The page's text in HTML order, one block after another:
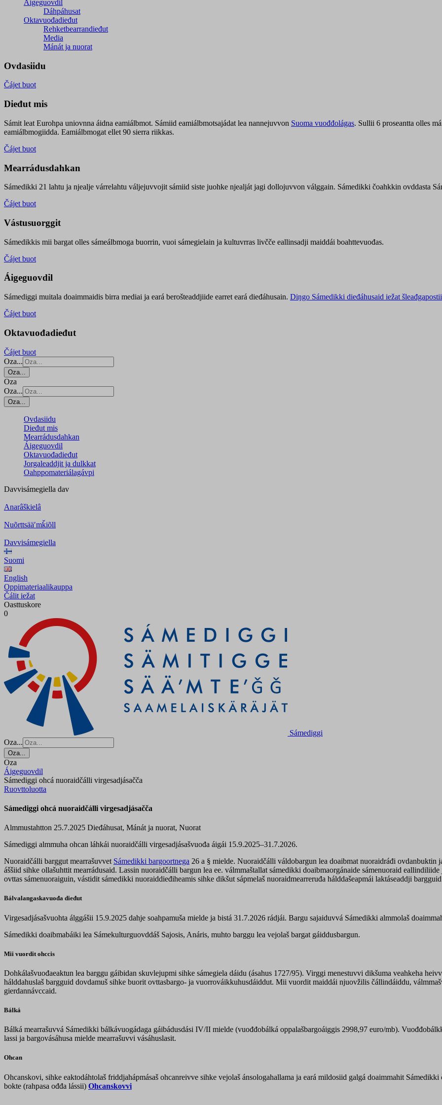
Áigeguovdil
Dáhpáhusat
Oktavuođadieđut
Rehketbearrandieđut
Media
Mánát ja nuorat
Ovdasiidu
Čájet buot
Dieđut mis
Sámit leat Eurohpa uniovnna áidna eamiálbmot. Sámiid eamiálbmotsajádat lea nannejuvvon Suoma vuođđolágas. Sullii 6 proseantta olles
eamiálbmogiidda. Eamiálbmogat ellet 90 sierra riikkas.
Čájet buot
Mearrádusdahkan
Sámedikki 21 lahtu ja njealje várrelahtu váljejuvvojit sámiid siste juohke njealját jagi dollojuvvon válggain. Sámedikki čoahkkin ovddasta
Čájet buot
Vástusuorggit
Sámedikkis mii bargat olles sámeálbmoga buorrin, vuoi sámegielain ja kultuvrras livčče eallinsadji maiddái boahttevuođas.
Čájet buot
Áigeguovdil
Sámediggi muitala doaimmaidis birra mediai ja eará berošteaddjiide earret eará dieđáhusain. Diŋgo Sámedikki dieđáhusaid iežat šleađgapostii
Čájet buot
Oktavuođadieđut
Čájet buot
Oza...
Oza...
Oza
Oza...
Oza...
Ovdasiidu
Dieđut mis
Mearrádusdahkan
Áigeguovdil
Oktavuođadieđut
Jorgaleaddjit ja dulkkat
Oahppomateriálagávpi
Davvisámegiella dav
Anarâškielâ
Nuõrttsääʹmǩiõll
Davvisámegiella
Suomi
English
Oppimateriaalikauppa
Čálit iežat
Oasttuskore
0
Sámediggi
Oza...
Oza...
Oza
Áigeguovdil
Sámediggi ohcá nuoraidčálli virgesadjásačča
Ruovttoluotta
Sámediggi ohcá nuoraidčálli virgesadjásačča
Almmustahtton 25.7.2025 Dieđáhusat, Mánát ja nuorat, Nuorat
Sámediggi almmuha ohcan láhkái nuoraidčálli virgesadjásašvuođa áigái 15.9.2025–31.7.2026.
Nuoraidčálli barggut mearrašuvvet Sámedikki bargoortnega 26 a § mielde. Nuoraidčálli váldobargun lea doaibmat nuoraidráđi
áššiid sihke ollašuhttit mearrádusaid. Lassin nuoraidčálli bargun lea ee. válmmaštallat sámedikki doaibmaorgánaide sámenuoraid
ovttas sámenuoraiguin, vástidit sámedikki nuoraiddieđiheamis sihke dikšut sápmelaš nuoraidmearreruđa hálddašeapmái laktáseaddji
Bálvalangaskavuođa dieđut
Virgesadjásašvuohta álggášii 15.9.2025 dahje soahpamuša mielde ja bistá 31.7.2026 rádjái. Bargu sajaiduvvá Sámedikki almmolaš
Sámedikki doaibmabáiki lea Sámekulturguovddáš Sajosis, Anáris, muhto barggu lea vejolaš bargat gáiddusbargun.
Mii vuordit ohccis
Dohkálašvuođaeaktun lea barggu gáibidan skuvlejupmi sihke sámegiela dáidu (ásahus 1727/95). Virggi menestuvvi dikšuma veahkeha
hálddahuslaš bargguid dovdamuš sihke buorit ovttasbargo- ja vuorrováikkuhusdáiddut. Mii vuordit maiddái njuovžilis čállindáiddu,
gierdannávccaid.
Bálká
Bálká mearrašuvvá Sámedikki bálkávuogádaga gáibádusdási IV/II mielde (vuođđobálká oppalašbargoáiggis 2998,97 euro/mb).
lassi ja bargovásáhusa mielde mearrašuvvi vásáhuslasit.
Ohcan
Ohcanskovi, sihke eaktodáhtolaš friddjahápmásaš ohcanreivve sihke vejolaš ánsologahallama ja eará mildosiid galgá doaimmahit
bokte (rahpasa ođđa lássii) Ohcanskovvi